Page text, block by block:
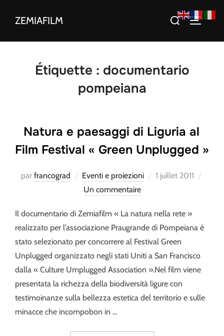
ZEMIAFILM Rechercher :
Étiquette : documentario
pompeiana
Natura e paesaggi di Liguria al
Film Festival « Green Unplugged »
par francograd Eventi e proiezioni
Publié
1 juillet 2011
Un commentaire
Il documentario di Zemiafilm « La natura nella rete »
realizzato per l’associazione Praugrande di Pompeiana è
stato selezionato per concorrere al Festival Green
Unplugged organizzato negli stati Uniti a San Francisco
dalla « Culture Umplugged Association ».Nel film viene
presentata la richezza della biodiversità ligure con
testimoinanze sulla bellezza estetica del territorio e sulle
minacce che incompobon in …